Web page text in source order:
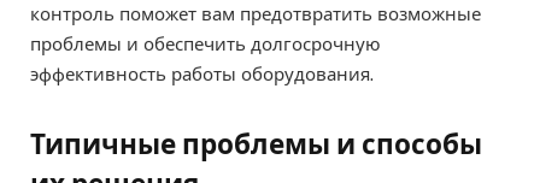
контроль поможет вам предотвратить возможные
проблемы и обеспечить долгосрочную
эффективность работы оборудования.
Типичные проблемы и способы